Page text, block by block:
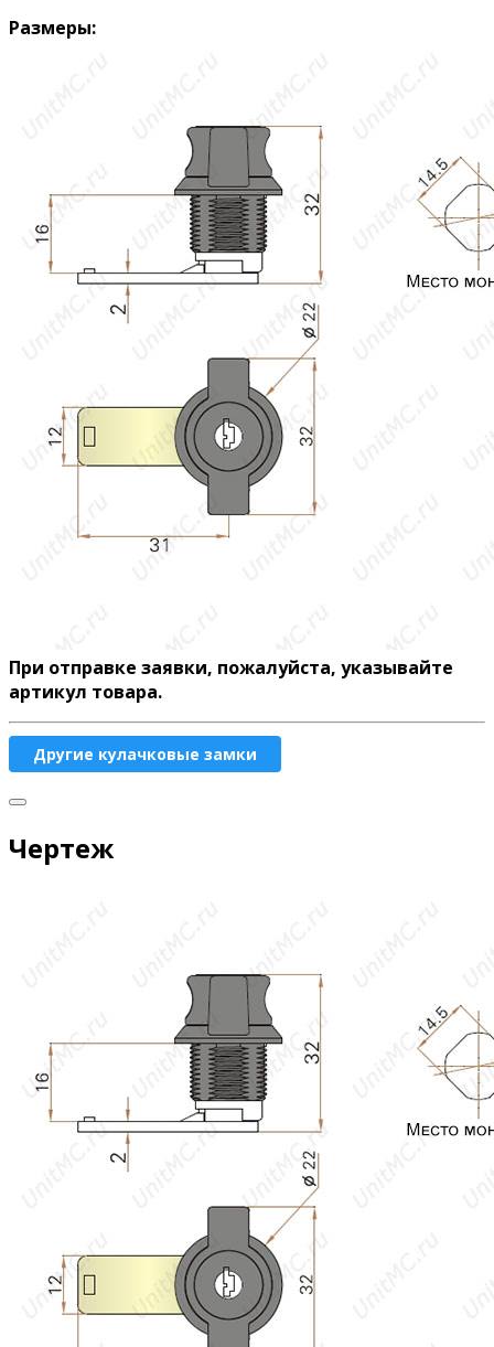
Размеры:
При отправке заявки, пожалуйста, указывайте
артикул товара.
Другие кулачковые замки
Чертеж